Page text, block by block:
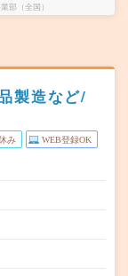
部（全国）
製造など/
み WEB登録OK